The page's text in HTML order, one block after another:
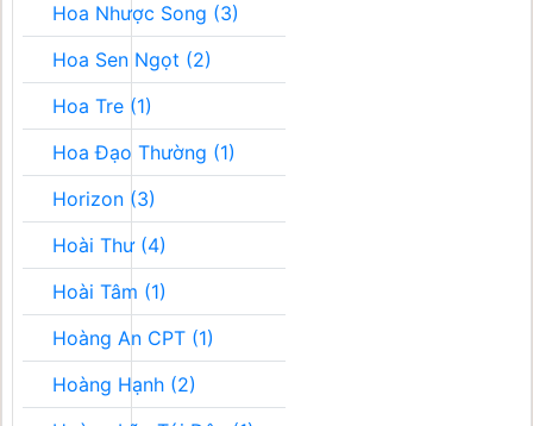
Hoa Nhược Song (3)
Hoa Sen Ngọt (2)
Hoa Tre (1)
Hoa Đạo Thường (1)
Horizon (3)
Hoài Thư (4)
Hoài Tâm (1)
Hoàng An CPT (1)
Hoàng Hạnh (2)